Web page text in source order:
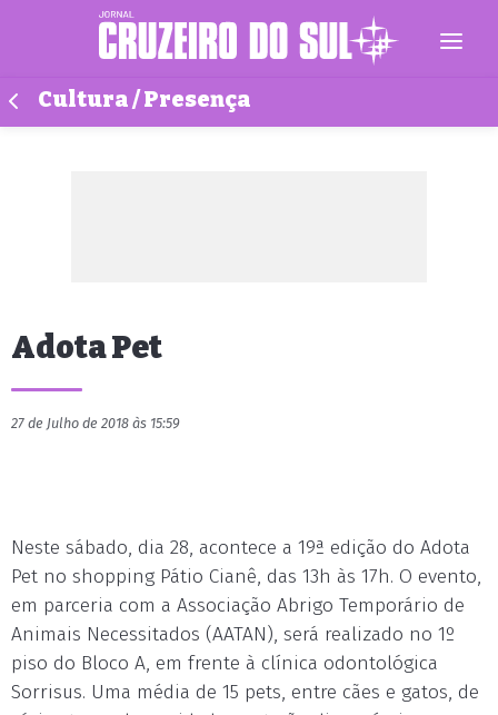
Cultura / Presença
Adota Pet
27 de Julho de 2018 às 15:59
Neste sábado, dia 28, acontece a 19ª edição do Adota
Pet no shopping Pátio Cianê, das 13h às 17h. O evento,
em parceria com a Associação Abrigo Temporário de
Animais Necessitados (AATAN), será realizado no 1º
piso do Bloco A, em frente à clínica odontológica
Sorrisus. Uma média de 15 pets, entre cães e gatos, de